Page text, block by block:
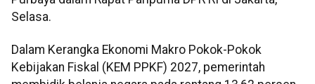
Selasa.
Dalam Kerangka Ekonomi Makro Pokok-Pokok
Kebijakan Fiskal (KEM PPKF) 2027, pemerintah